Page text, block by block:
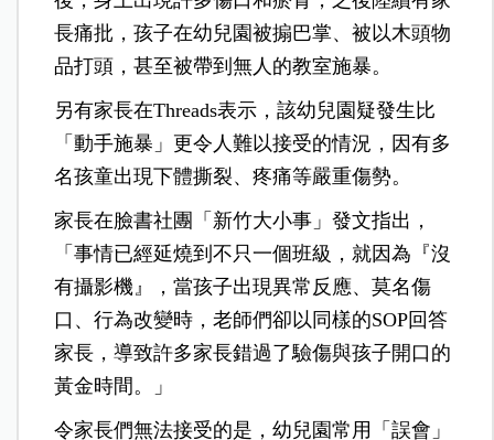
長痛批，孩子在幼兒園被搧巴掌、被以木頭物
品打頭，甚至被帶到無人的教室施暴。
另有家長在Threads表示，該幼兒園疑發生比
「動手施暴」更令人難以接受的情況，因有多
名孩童出現下體撕裂、疼痛等嚴重傷勢。
家長在臉書社團「新竹大小事」發文指出，
「事情已經延燒到不只一個班級，就因為『沒
有攝影機』，當孩子出現異常反應、莫名傷
口、行為改變時，老師們卻以同樣的SOP回答
家長，導致許多家長錯過了驗傷與孩子開口的
黃金時間。」
令家長們無法接受的是，幼兒園常用「誤會」